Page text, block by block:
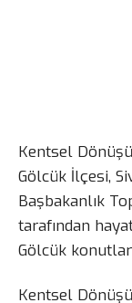
Kentsel
Gölcük İlçesi,
Başbakanlık
tarafından
Gölcük
Kentsel